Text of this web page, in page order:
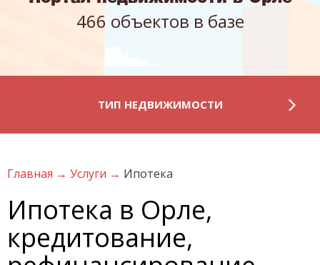
466 объектов в базе
ТИП НЕДВИЖИМОСТИ
Главная → Услуги → Ипотека
Ипотека в Орле,
кредитование,